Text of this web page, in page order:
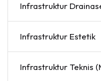
Infrastruktur
Infrastruktur Estetik
Infrastruktur Teknis